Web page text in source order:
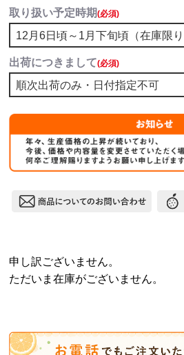
取り扱い予定時期(必須)
出荷につきまして(必須)
申し訳ございません。
ただいま在庫がございません。